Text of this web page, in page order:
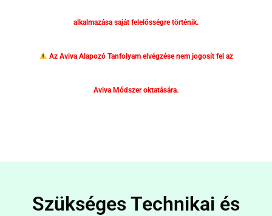
alkalmazása saját felelősségre történik.
Az Aviva Alapozó Tanfolyam elvégzése nem jogosít fel az
Aviva Módszer oktatására.
Szükséges Technikai és